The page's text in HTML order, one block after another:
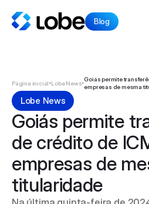
Blog
Artigos
Voltar ao site
Entrar em
Acessar
Instagram
Página inicial•Lobe News•Goiás permite
empresas de mesma
Lobe News
Goiás permite
de crédito de
empresas de
titularidade